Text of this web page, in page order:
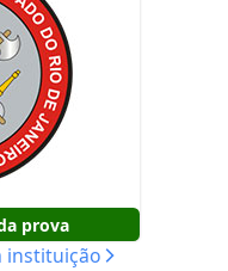
prova
instituição